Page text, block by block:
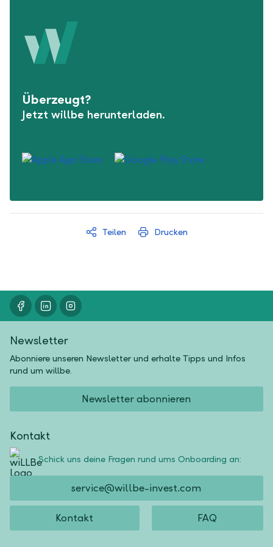
Überzeugt?
Jetzt willbe herunterladen.
Teilen Drucken
Newsletter
Abonniere unseren Newsletter und erhalte Tipps und Infos
rund um willbe.
Newsletter abonnieren
Kontakt
Schick uns deine Fragen rund ums Onboarding an:
service@willbe-invest.com
Kontakt FAQ